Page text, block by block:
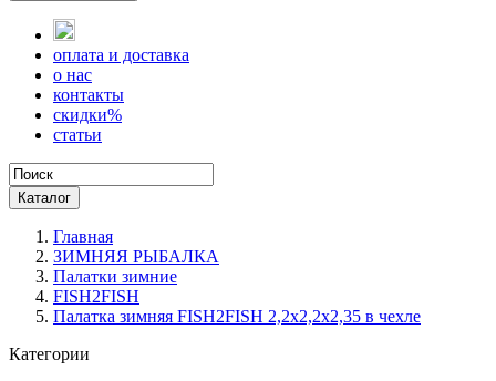
оплата и доставка
о нас
контакты
скидки%
статьи
Каталог
Главная
ЗИМНЯЯ РЫБАЛКА
Палатки зимние
FISH2FISH
Палатка зимняя FISH2FISH 2,2х2,2х2,35 в чехле
Категории